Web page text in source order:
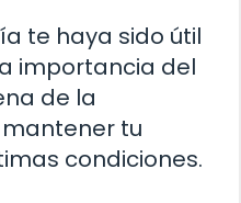
te haya sido útil
importancia del
de la
tu
condiciones.